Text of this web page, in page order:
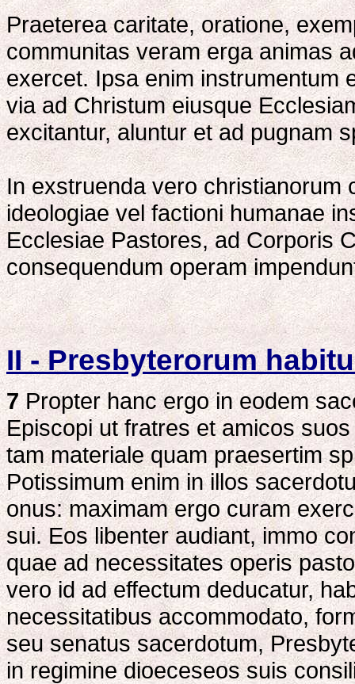
Praeterea caritate, oratione,
communitas veram erga animas
exercet. Ipsa enim instrumentum
via ad Christum eiusque
excitantur, aluntur et ad pugnam
In exstruenda vero christianorum
ideologiae vel factioni humanae
Ecclesiae Pastores, ad Corporis
consequendum operam
II - Presbyterorum
7Propter hanc ergo in eodem
Episcopi ut fratres et amicos
tam materiale quam praesertim
Potissimum enim in illos
onus: maximam ergo curam
sui. Eos libenter audiant, immo
quae ad necessitates operis
vero id ad effectum deducatur,
necessitatibus accommodato,
seu senatus sacerdotum,
in regimine dioeceseos suis